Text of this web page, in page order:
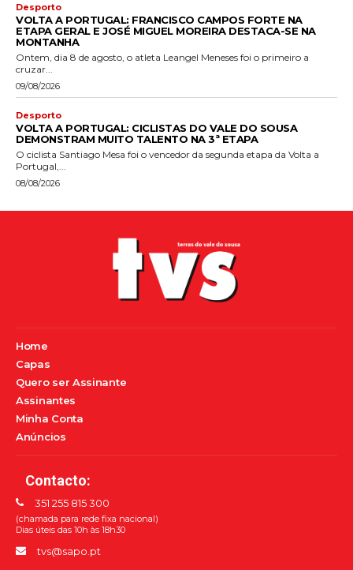
Desporto
VOLTA A PORTUGAL: FRANCISCO CAMPOS FORTE NA
ETAPA GERAL E JOSÉ MIGUEL MOREIRA DESTACA-SE NA
MONTANHA
Ontem, dia 8 de agosto, o atleta Leangel Meneses foi o primeiro a
cruzar...
09/08/2026
Desporto
VOLTA A PORTUGAL: CICLISTAS DO VALE DO SOUSA
DEMONSTRAM MUITO TALENTO NA 3ª ETAPA
O ciclista Santiago Mesa foi o vencedor da segunda etapa da Volta a
Portugal,...
08/08/2026
Home
Capas
Quero ser Assinante
Assinantes
Minha Conta
Anúncios
Contacto:
351 255 815 300
(chamada para rede fixa nacional)
Dias úteis das 10h às 18h30
tvs@sapo.pt